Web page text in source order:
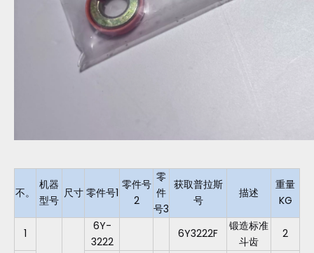
不。
机器
型号
尺寸 零件号1
零件号
2
零
件
号3
获取普拉斯
号
描述
重量
KG
1
6Y-
3222
6Y3222F
锻造标准
斗齿
2